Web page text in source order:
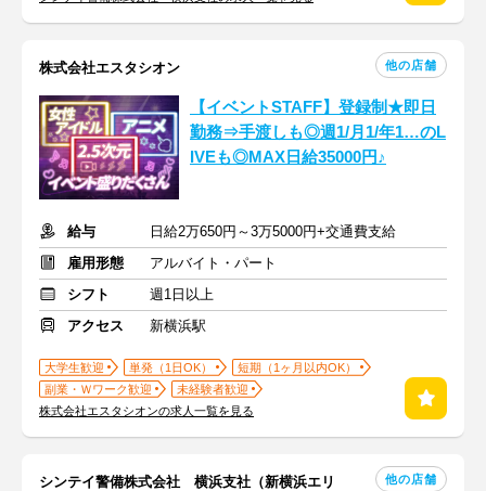
株式会社エスタシオン 他の店舗
【イベントSTAFF】登録制★即日
勤務⇒手渡しも◎週1/月1/年1…のL
IVEも◎MAX日給35000円♪
給与
日給2万650円～3万5000円+交通費支給
雇用形態
アルバイト・パート
シフト
週1日以上
アクセス
新横浜駅
大学生歓迎 単発（1日OK）
短期（1ヶ月以内OK）
副業・Ｗワーク歓迎
未経験者歓迎
株式会社エスタシオンの求人一覧を見る
シンテイ警備株式会社 横浜支社（新横浜エリ
他の店舗